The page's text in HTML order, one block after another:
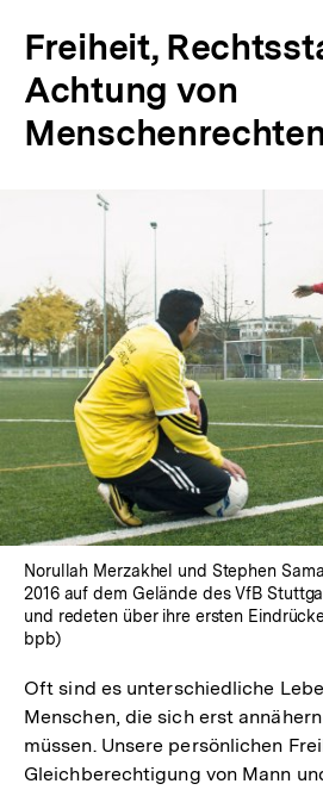
Freiheit,
Achtung von
In
öffnen
Norullah Merzakhel und Stephen
2016 auf dem Gelände des VfB
und redeten über ihre ersten
bpb)
Oft sind es unterschiedliche
Menschen, die sich erst
müssen. Unsere persönlichen
Gleichberechtigung von Mann